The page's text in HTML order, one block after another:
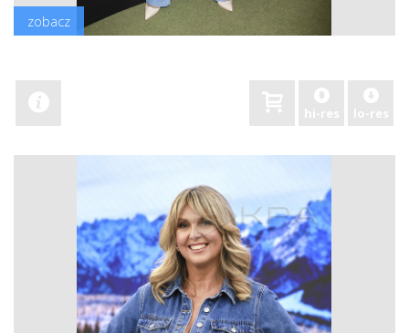
zobacz
hi-res lo-res